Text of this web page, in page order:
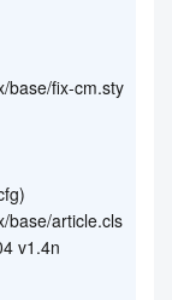
base/fix-cm.sty
base/article.cls
v1.4n